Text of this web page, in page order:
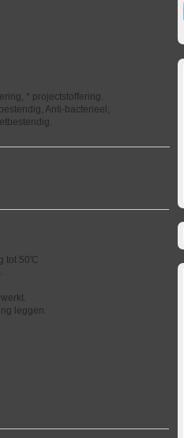
* projectstoffering.
Anti-bacterieel,
tot 50'C
leggen.